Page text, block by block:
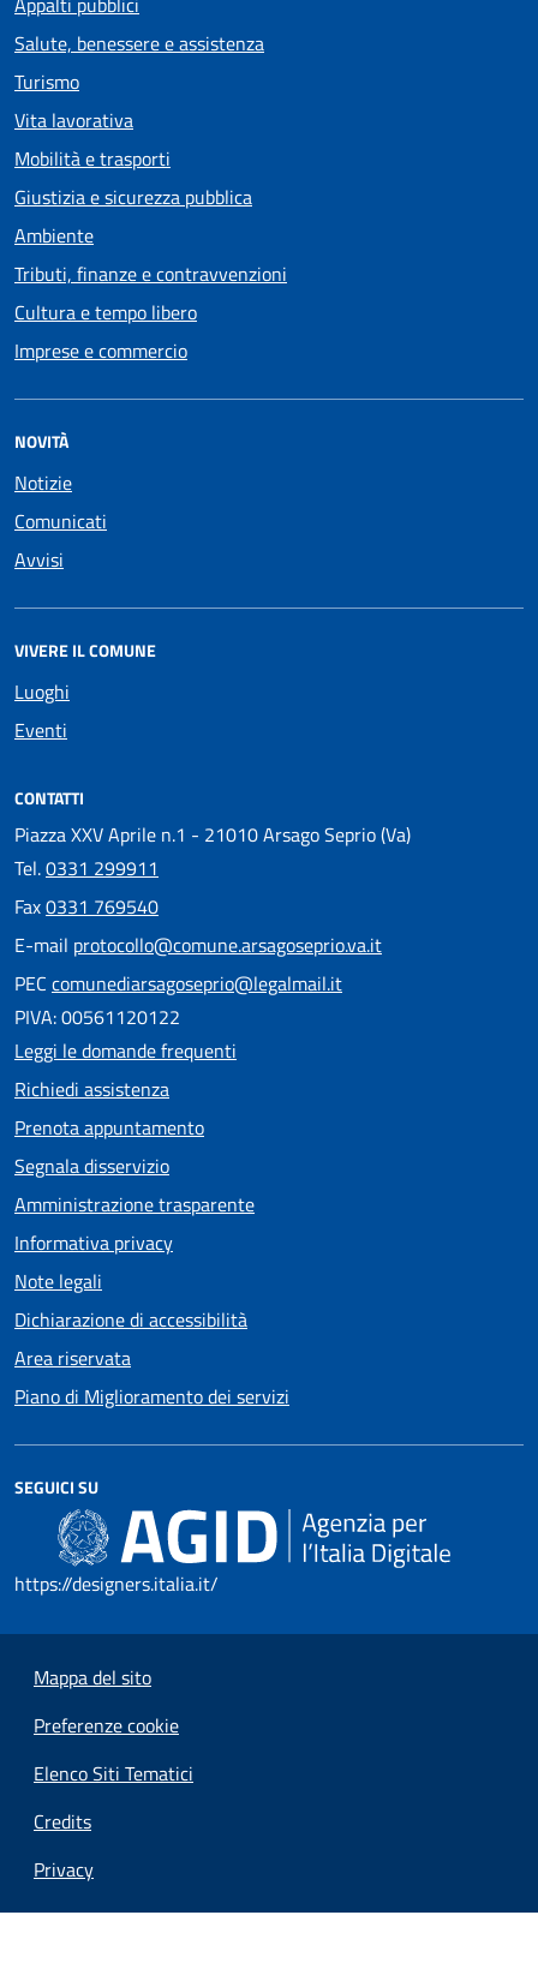
Salute, benessere e assistenza
Turismo
Vita lavorativa
Mobilità e trasporti
Giustizia e sicurezza pubblica
Ambiente
Tributi, finanze e contravvenzioni
Cultura e tempo libero
Imprese e commercio
NOVITÀ
Notizie
Comunicati
Avvisi
VIVERE IL COMUNE
Luoghi
Eventi
CONTATTI
Piazza XXV Aprile n.1 - 21010 Arsago Seprio (Va)
Tel.0331 299911
Fax0331 769540
E-mail protocollo@comune.arsagoseprio.va.it
PEC comunediarsagoseprio@legalmail.it
PIVA: 00561120122
Leggi le domande frequenti
Richiedi assistenza
Prenota appuntamento
Segnala disservizio
Amministrazione trasparente
Informativa privacy
Note legali
Dichiarazione di accessibilità
Area riservata
Piano di Miglioramento dei servizi
SEGUICI SU
https://designers.italia.it/
Mappa del sito
Preferenze cookie
Elenco Siti Tematici
Credits
Privacy